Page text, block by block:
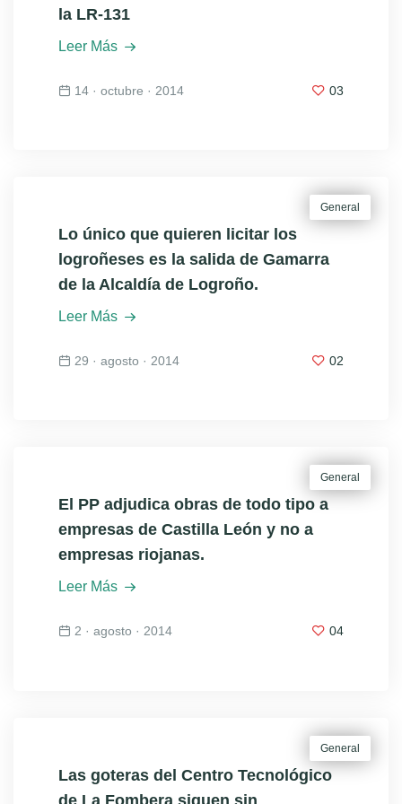
la LR-131
Leer Más
14 · octubre · 2014 03
General
Lo único que quieren licitar los
logroñeses es la salida de Gamarra
de la Alcaldía de Logroño.
Leer Más
29 · agosto · 2014 02
General
El PP adjudica obras de todo tipo a
empresas de Castilla León y no a
empresas riojanas.
Leer Más
2 · agosto · 2014 04
General
Las goteras del Centro Tecnológico
de La Fombera siguen sin